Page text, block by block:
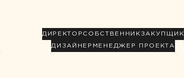
ДИРЕКТОР СОБСТВЕННИК ЗАКУПЩИК
ДИЗАЙНЕР МЕНЕДЖЕР ПРОЕКТА